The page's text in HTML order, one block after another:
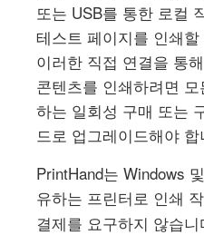
또는 USB를 통한 로컬
테스트 페이지를 인쇄
이러한 직접 연결을 통
콘텐츠를 인쇄하려면
하는 일회성 구매 또는
드로 업그레이드해야 합
PrintHand는 Windows
유하는 프린터로 인쇄
결제를 요구하지 않습